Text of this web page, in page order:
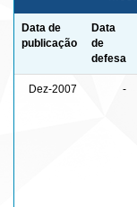
Data de
publicação
Data
de
defesa
Dez-2007 -